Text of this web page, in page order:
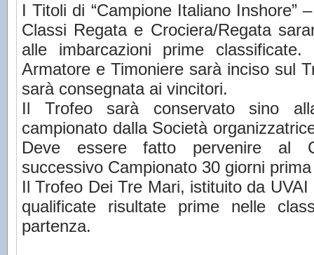
I Titoli di “Campione Italiano Inshore”
Classi Regata e Crociera/Regata
alle imbarcazioni prime classificate.
Armatore e Timoniere sarà inciso sul
sarà consegnata ai vincitori.
Il Trofeo sarà conservato sino
campionato dalla Società
Deve essere fatto pervenire al
successivo Campionato 30 giorni
Il Trofeo Dei Tre Mari, istituito da
qualificate risultate prime nelle
partenza.